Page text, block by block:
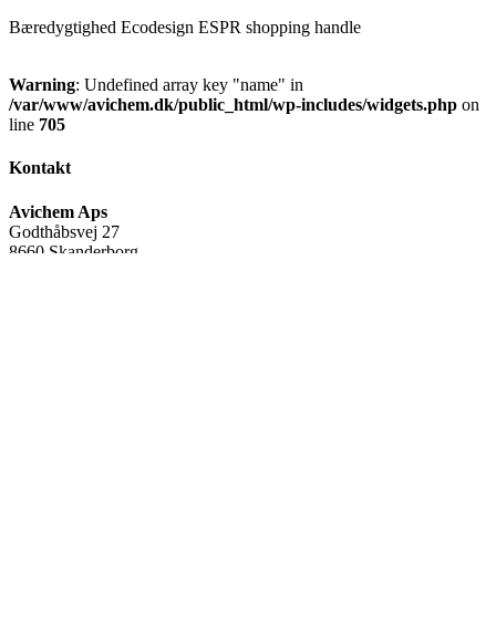
Bæredygtighed Ecodesign ESPR shopping handle
Warning: Undefined array key "name" in
/var/www/avichem.dk/public_html/wp-includes/widgets.php on
line 705
Kontakt
Avichem Aps
Godthåbsvej 27
8660 Skanderborg